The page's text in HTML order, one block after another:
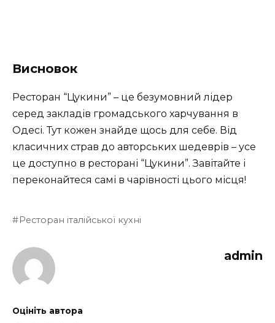
Висновок
Ресторан “Цукини” – це безумовний лідер
серед закладів громадського харчування в
Одесі. Тут кожен знайде щось для себе. Від
класичних страв до авторських шедеврів – усе
це доступно в ресторані “Цукини”. Завітайте і
переконайтеся самі в чарівності цього місця!
Ресторан італійської кухні
admin
Оцініть автора